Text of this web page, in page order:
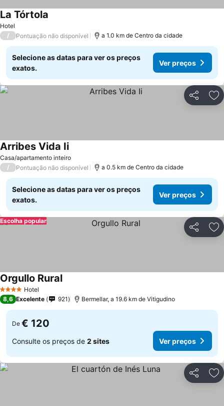
Hotel
La Tórtola
/ Pontuação não disponível a 1.0 km de Centro da cidade
Selecione as datas para ver os preços
exatos.
Ver preços
Partilhar
Casa/apartamento inteiro
Arribes Vida Ii
/ Pontuação não disponível a 0.5 km de Centro da cidade
Selecione as datas para ver os preços
exatos.
Ver preços
Partilhar
Escolha popular
4 EstrelasHotel
Orgullo Rural
8,6 Excelente 921 Bermellar, a 19.6 km de Vitigudino
De € 120
Consulte os preços de 2 sites Ver preços
Partilhar